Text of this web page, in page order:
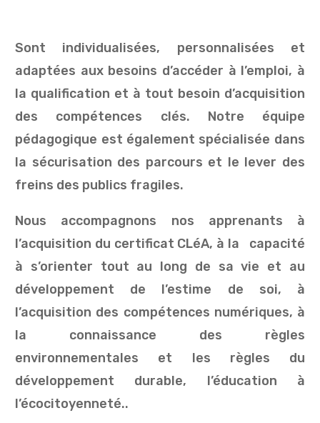
Sont individualisées, personnalisées et
adaptées aux besoins d’accéder à l’emploi, à
la qualification et à tout besoin d’acquisition
des compétences clés. Notre équipe
pédagogique est également spécialisée dans
la sécurisation des parcours et le lever des
freins des publics fragiles.
Nous accompagnons nos apprenants à
l’acquisition du certificat CLéA, à la capacité
à s’orienter tout au long de sa vie et au
développement de l’estime de soi, à
l’acquisition des compétences numériques, à
la connaissance des règles
environnementales et les règles du
développement durable, l’éducation à
l’écocitoyenneté..